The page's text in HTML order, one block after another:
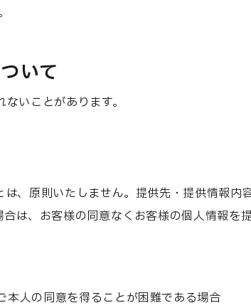
ソニア株式会社
いて
いことがあります。
、原則いたしません。提供先・提供情報内
は、お客様の同意なくお客様の個人情報を
本人の同意を得ることが困難である場合